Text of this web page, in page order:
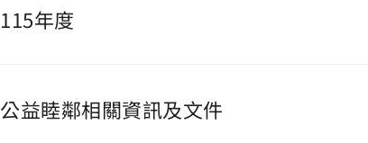
115年度
公益睦鄰相關資訊及文件